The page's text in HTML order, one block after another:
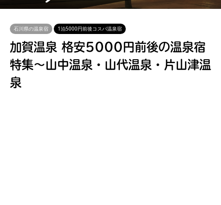
石川県の温泉宿 1泊5000円前後コスパ温泉宿
加賀温泉 格安5000円前後の温泉宿
特集～山中温泉・山代温泉・片山津温
泉